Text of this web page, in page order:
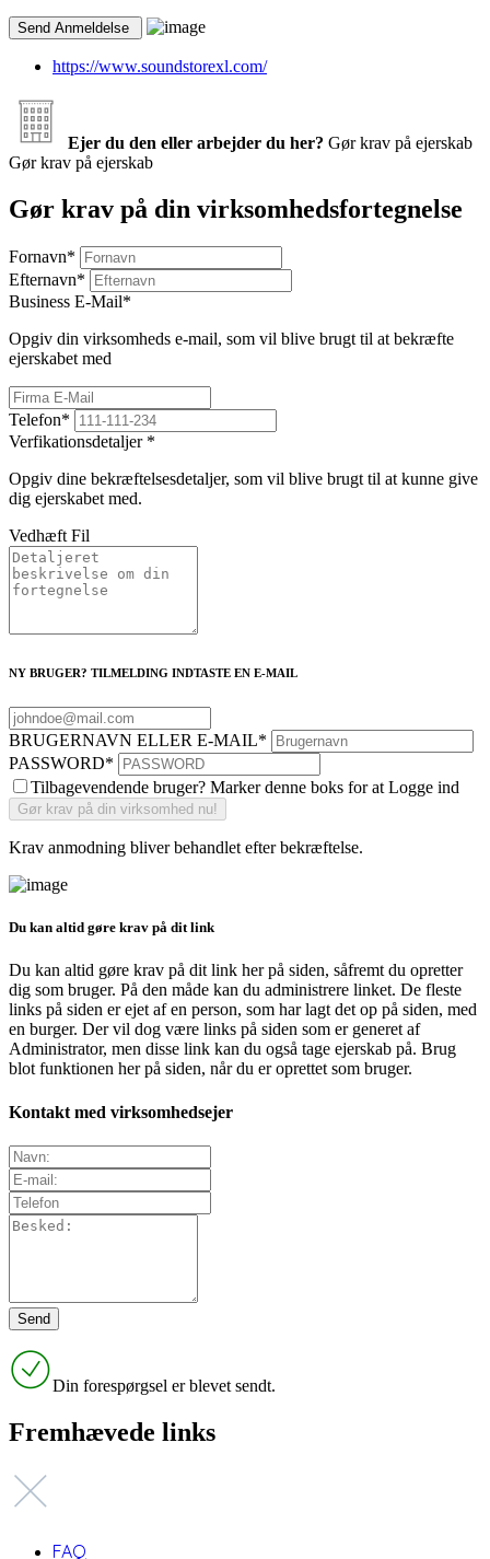
https://www.soundstorexl.com/
Ejer du den eller arbejder du her? Gør krav på ejerskab
Gør krav på ejerskab
Gør krav på din virksomhedsfortegnelse
Fornavn*
Efternavn*
Business E-Mail*
Opgiv din virksomheds e-mail, som vil blive brugt til at bekræfte
ejerskabet med
Telefon*
Verfikationsdetaljer *
Opgiv dine bekræftelsesdetaljer, som vil blive brugt til at kunne give
dig ejerskabet med.
Vedhæft Fil
NY BRUGER? TILMELDING INDTASTE EN E-MAIL
BRUGERNAVN ELLER E-MAIL*
PASSWORD*
Tilbagevendende bruger? Marker denne boks for at Logge ind
Krav anmodning bliver behandlet efter bekræftelse.
Du kan altid gøre krav på dit link
Du kan altid gøre krav på dit link her på siden, såfremt du opretter
dig som bruger. På den måde kan du administrere linket. De fleste
links på siden er ejet af en person, som har lagt det op på siden, med
en burger. Der vil dog være links på siden som er generet af
Administrator, men disse link kan du også tage ejerskab på. Brug
blot funktionen her på siden, når du er oprettet som bruger.
Kontakt med virksomhedsejer
Din forespørgsel er blevet sendt.
Fremhævede links
FAQ